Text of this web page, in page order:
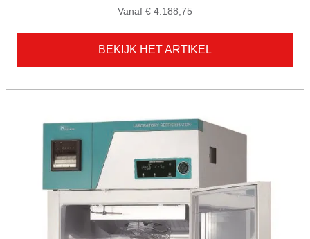
Vanaf € 4.188,75
BEKIJK HET ARTIKEL